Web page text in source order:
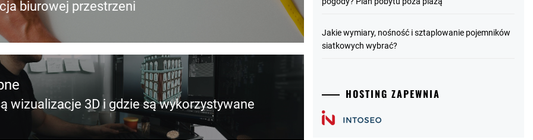
biurowej przestrzeni
wizualizacje 3D i gdzie są wykorzystywane
Jakie wymiary, nośność i sztaplowanie pojemników
siatkowych wybrać?
HOSTING ZAPEWNIA